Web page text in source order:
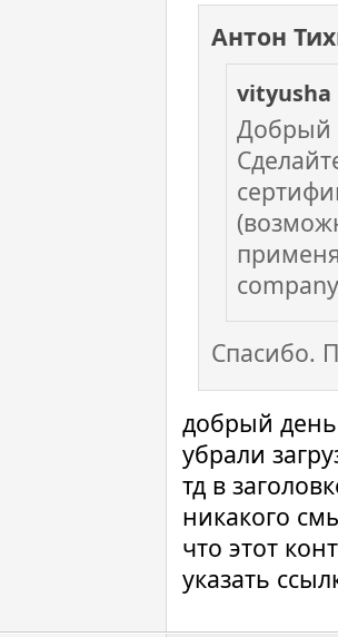
Антон
Добрый
Спасибо.
добрый
убрали
тд в
никакого
что этот
указать